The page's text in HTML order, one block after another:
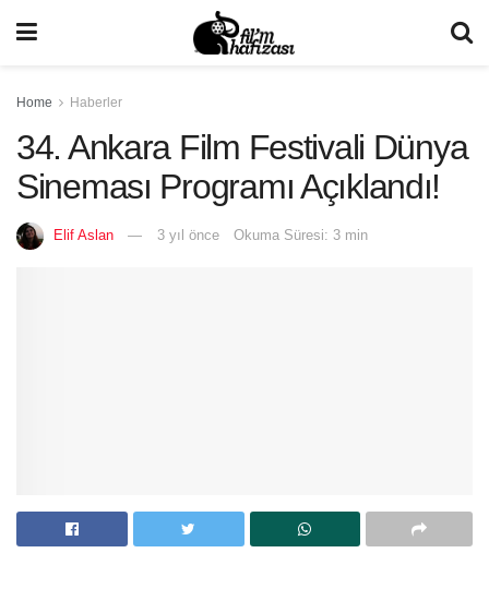
Home Haberler
34. Ankara Film Festivali Dünya
Sineması Programı Açıklandı!
Elif Aslan 3 yıl önce Okuma Süresi: 3 min